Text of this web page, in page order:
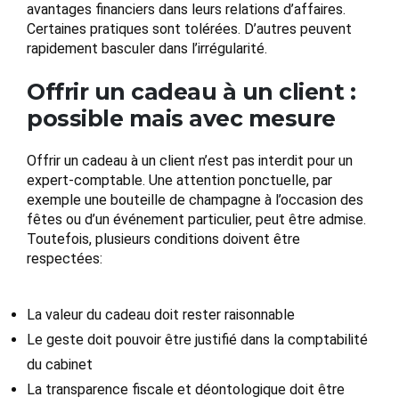
avantages financiers dans leurs relations d’affaires.
Certaines pratiques sont tolérées. D’autres peuvent
rapidement basculer dans l’irrégularité.
Offrir un cadeau à un client :
possible mais avec mesure
Offrir un cadeau à un client n’est pas interdit pour un
expert-comptable. Une attention ponctuelle, par
exemple une bouteille de champagne à l’occasion des
fêtes ou d’un événement particulier, peut être admise.
Toutefois, plusieurs conditions doivent être
respectées:
La valeur du cadeau doit rester raisonnable
Le geste doit pouvoir être justifié dans la comptabilité
du cabinet
La transparence fiscale et déontologique doit être